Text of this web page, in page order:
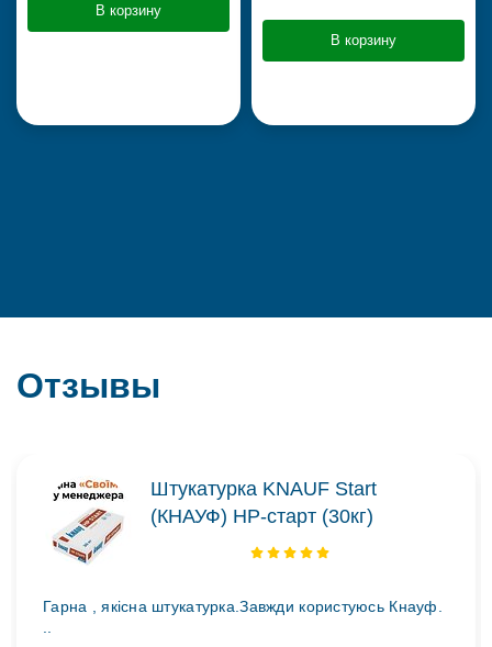
В корзину
В корзину
Отзывы
Штукатурка KNAUF Start
(КНАУФ) НР-старт (30кг)
Гарна , якісна штукатурка.Завжди користуюсь Кнауф.
..